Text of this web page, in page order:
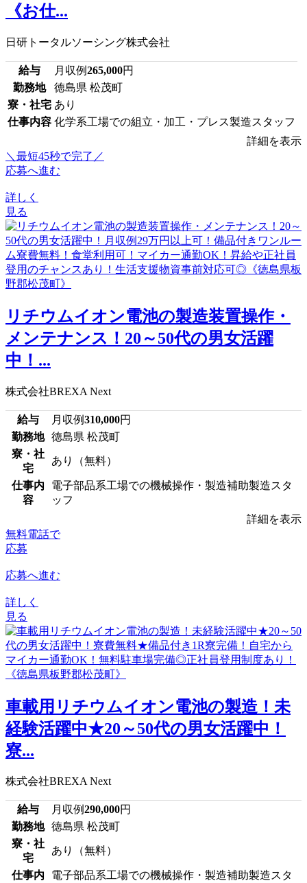
《お仕...
日研トータルソーシング株式会社
給与 月収例265,000円
勤務地
徳島県 松茂町
寮・社宅 あり
仕事内容 化学系工場での組立・加工・プレス製造スタッフ
詳細を表示
＼最短45秒で完了／
応募へ進む
詳しく
見る
リチウムイオン電池の製造装置操作・
メンテナンス！20～50代の男女活躍
中！...
株式会社BREXA Next
給与 月収例310,000円
勤務地 徳島県 松茂町
寮・社
宅
あり（無料）
仕事内
容
電子部品系工場での機械操作・製造補助製造スタ
ッフ
詳細を表示
無料電話で
応募
応募へ進む
詳しく
見る
車載用リチウムイオン電池の製造！未
経験活躍中★20～50代の男女活躍中！
寮...
株式会社BREXA Next
給与 月収例290,000円
勤務地 徳島県 松茂町
寮・社
宅
あり（無料）
仕事内
電子部品系工場での機械操作・製造補助製造スタ